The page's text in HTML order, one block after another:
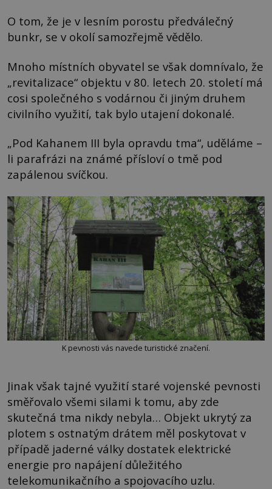
O tom, že je v lesním porostu předválečný
bunkr, se v okolí samozřejmě vědělo.
Mnoho místních obyvatel se však domnívalo, že
„revitalizace“ objektu v 80. letech 20. století má
cosi společného s vodárnou či jiným druhem
civilního využití, tak bylo utajení dokonalé.
„Pod Kahanem III byla opravdu tma“, uděláme –
li parafrázi na známé přísloví o tmě pod
zapálenou svíčkou.
K pevnosti vás navede turistické značení.
Jinak však tajné využití staré vojenské pevnosti
směřovalo všemi silami k tomu, aby zde
skutečná tma nikdy nebyla… Objekt ukrytý za
plotem s ostnatým drátem měl poskytovat v
případě jaderné války dostatek elektrické
energie pro napájení důležitého
telekomunikačního a spojovacího uzlu.